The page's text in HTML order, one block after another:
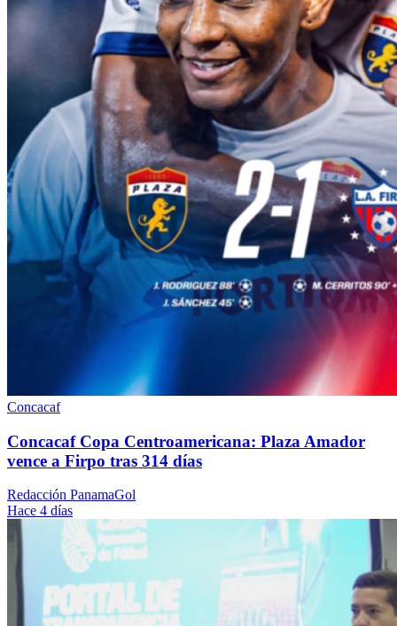
Concacaf
Concacaf Copa Centroamericana: Plaza Amador
vence a Firpo tras 314 días
Redacción PanamaGol
Hace 4 días